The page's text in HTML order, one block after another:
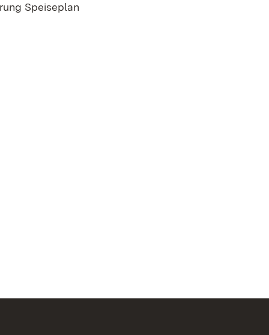
Speiseplan